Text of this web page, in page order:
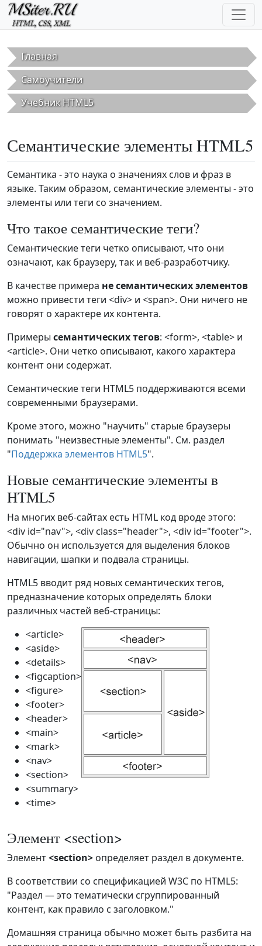
Перейти к основному содержанию
Главная
Самоучители
Учебник HTML5
Семантические элементы HTML5
Семантика - это наука о значениях слов и фраз в
языке. Таким образом, семантические элементы - это
элементы или теги со значением.
Что такое семантические теги?
Семантические теги четко описывают, что они
означают, как браузеру, так и веб-разработчику.
В качестве примера не семантических элементов
можно привести теги <div> и <span>. Они ничего не
говорят о характере их контента.
Примеры семантических тегов: <form>, <table> и
<article>. Они четко описывают, какого характера
контент они содержат.
Семантические теги HTML5 поддерживаются всеми
современными браузерами.
Кроме этого, можно "научить" старые браузеры
понимать "неизвестные элементы". См. раздел
"Поддержка элементов HTML5".
Новые семантические элементы в
HTML5
На многих веб-сайтах есть HTML код вроде этого:
<div id="nav">, <div class="header">, <div id="footer">.
Обычно он используется для выделения блоков
навигации, шапки и подвала страницы.
HTML5 вводит ряд новых семантических тегов,
предназначение которых определять блоки
различных частей веб-страницы:
<article>
<aside>
<details>
<figcaption>
<figure>
<footer>
<header>
<main>
<mark>
<nav>
<section>
<summary>
<time>
Элемент <section>
Элемент<section> определяет раздел в документе.
В соответствии со спецификацией W3C по HTML5:
"Раздел — это тематически сгруппированный
контент, как правило с заголовком."
Домашняя страница обычно может быть разбита на